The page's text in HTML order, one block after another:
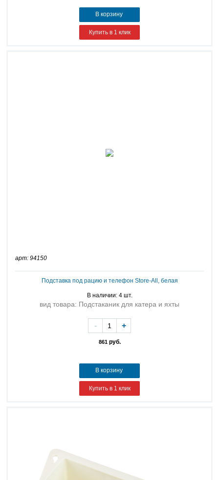
В корзину
Купить в 1 клик
арт: 94150
Подставка под рацию и телефон Store-All, белая
В наличии: 4 шт.
вид товара: Подстаканик для катера и яхты
861руб.
- +
В корзину
Купить в 1 клик